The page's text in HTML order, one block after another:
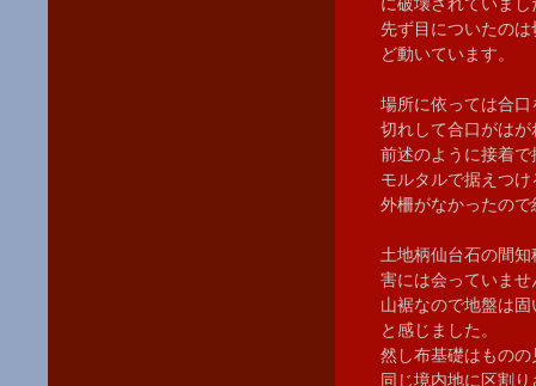
に破壊されていまし
先ず目についたの
ど動いています。
場所に依っては合
切れして合口がは
前述のように接着
モルタルで据えつ
外柵がなかったの
土地柄仙台石の間
害には会っていませ
山裾なので地盤は
と感じました。
然し布基礎はもの
同じ境内地に区割